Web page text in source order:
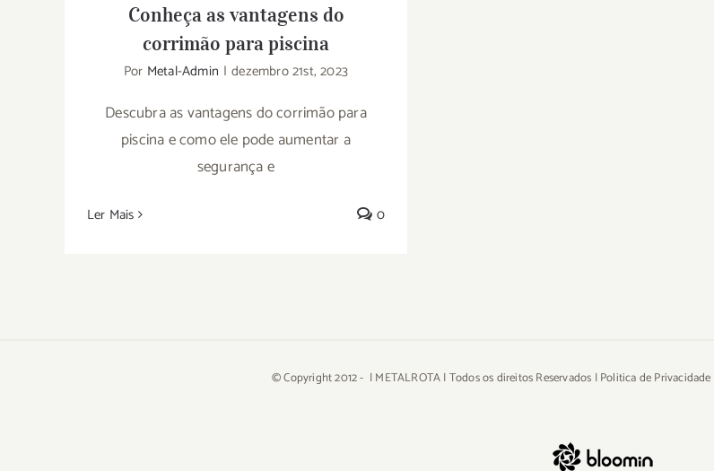
Conheça as vantagens do
corrimão para piscina
Por Metal-Admin | dezembro 21st, 2023
Descubra as vantagens do corrimão para
piscina e como ele pode aumentar a
segurança e
Ler Mais 0
© Copyright 2012 - | METALROTA | Todos os direitos Reservados |Politica de Privacidade